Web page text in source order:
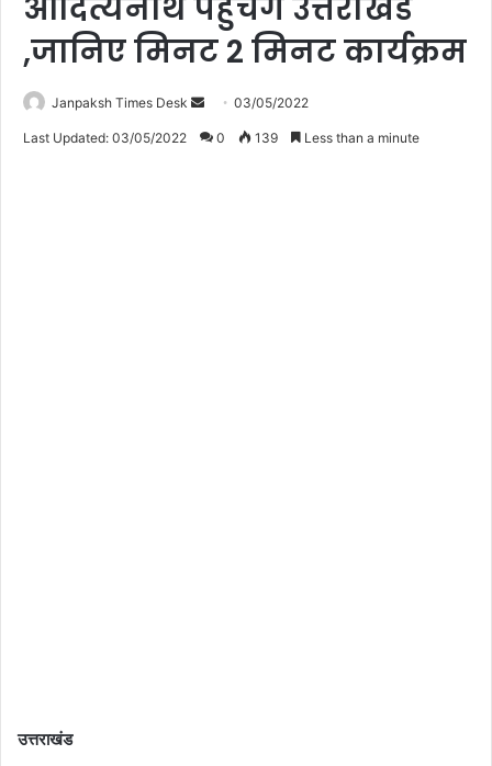
आदित्यनाथ पहुंचेंगे उत्तराखंड
,जानिए मिनट 2 मिनट कार्यक्रम
Janpaksh Times Desk
e
03/05/2022
Last Updated: 03/05/2022 0 139 Less than a minute
उत्तराखंड